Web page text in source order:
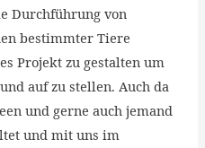
Durchführung von
bestimmter Tiere
Projekt zu gestalten um
auf zu stellen. Auch da
und gerne auch jemand
und mit uns im